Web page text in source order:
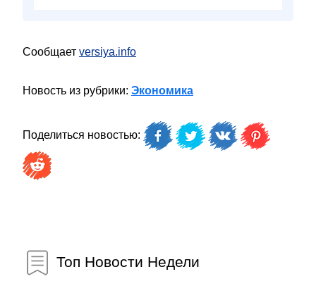
Сообщает versiya.info
Новость из рубрики: Экономика
Поделиться новостью:
Топ Новости Недели